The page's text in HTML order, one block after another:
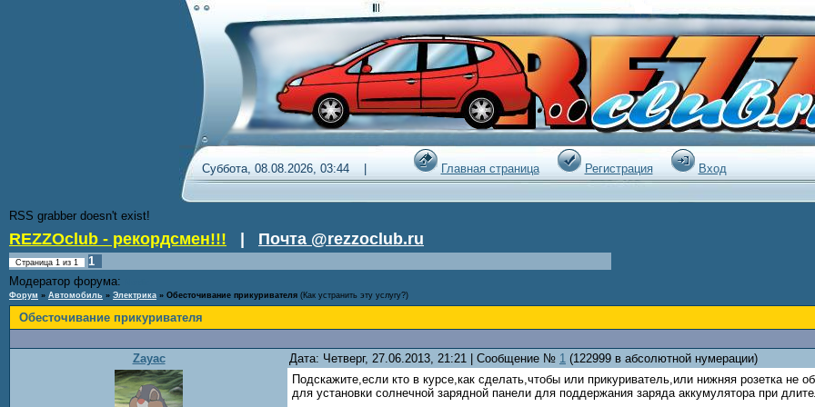
Суббота, 08.08.2026, 03:44 | Главная страница Регистрация Вход
RSS grabber doesn't exist!
REZZOclub - рекордсмен!!! Почта @rezzoclub.ru
Страница 1 из 1
1
Модератор форума:
Форум » Автомобиль » Электрика » Обесточивание прикуривателя (Как устранить эту услугу?)
Обесточивание прикуривателя
Zayac Дата: Четверг, 27.06.2013, 21:21 | Сообщение № 1 (122999 в абсолютной нумерации)
Подскажите,если кто в курсе,как сделать,чтобы или прикуриватель,или нижняя розетка не
для установки солнечной зарядной панели для поддержания заряда аккумулятора при